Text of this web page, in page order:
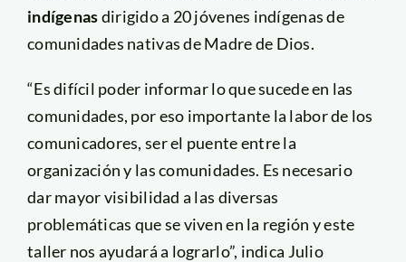
indígenasdirigido a 20 jóvenes indígenas de
comunidades nativas de Madre de Dios.
“Es difícil poder informar lo que sucede en las
comunidades, por eso importante la labor de los
comunicadores, ser el puente entre la
organización y las comunidades. Es necesario
dar mayor visibilidad a las diversas
problemáticas que se viven en la región y este
taller nos ayudará a lograrlo”, indica Julio